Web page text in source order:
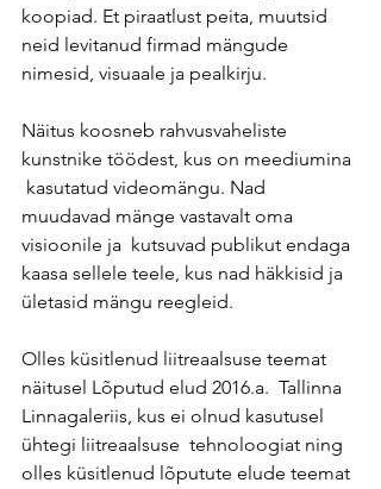
koopiad. Et piraatlust peita, muutsid
neid levitanud firmad mängude
nimesid, visuaale ja pealkirju.
Näitus koosneb rahvusvaheliste
kunstnike töödest, kus on meediumina
kasutatud videomängu. Nad
muudavad mänge vastavalt oma
visioonile ja  kutsuvad publikut endaga
kaasa sellele teele, kus nad häkkisid ja
ületasid mängu reegleid.
Olles küsitlenud liitreaalsuse teemat
näitusel Lõputud elud 2016.a.  Tallinna
Linnagaleriis, kus ei olnud kasutusel
ühtegi liitreaalsuse  tehnoloogiat ning
olles küsitlenud lõputute elude teemat